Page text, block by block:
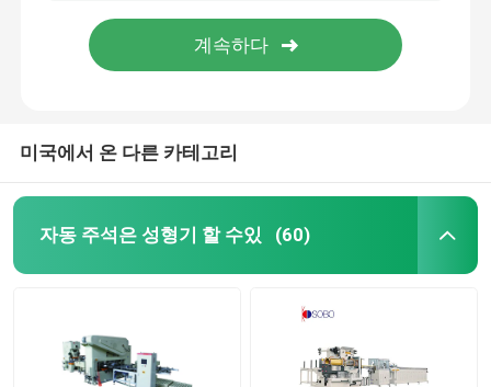
미국에서 온 다른 카테고리
자동 주석은 성형기 할 수있 (60)